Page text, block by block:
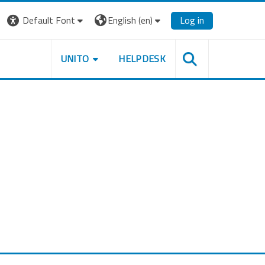
Default Font
English ‎(en)‎ Log in
UNITO HELPDESK